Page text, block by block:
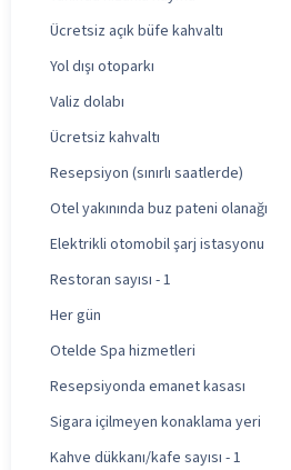
Ücretsiz açık büfe kahvaltı
Yol dışı otoparkı
Valiz dolabı
Ücretsiz kahvaltı
Resepsiyon (sınırlı saatlerde)
Otel yakınında buz pateni olanağı
Elektrikli otomobil şarj istasyonu
Restoran sayısı - 1
Her gün
Otelde Spa hizmetleri
Resepsiyonda emanet kasası
Sigara içilmeyen konaklama yeri
Kahve dükkanı/kafe sayısı - 1